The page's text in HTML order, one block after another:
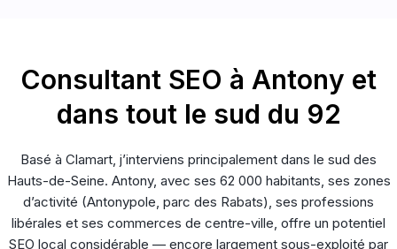
Consultant SEO à Antony et
dans tout le sud du 92
Basé à Clamart, j’interviens principalement dans le sud des
Hauts-de-Seine. Antony, avec ses 62 000 habitants, ses zones
d’activité (Antonypole, parc des Rabats), ses professions
libérales et ses commerces de centre-ville, offre un potentiel
SEO local considérable — encore largement sous-exploité par